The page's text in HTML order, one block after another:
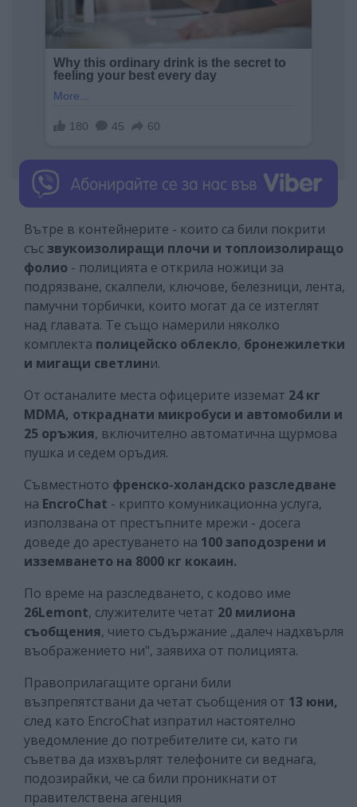
Вътре в контейнерите - които са били покрити
съсзвукоизолиращи плочи и топлоизолиращо
фолио - полицията е открила ножици за
подрязване, скалпели, ключове, белезници, лента,
памучни торбички, които могат да се изтеглят
над главата. Те също намерили няколко
комплекта полицейско облекло, бронежилетки
и мигащи светлини.
От останалите места офицерите изземат 24 кг
MDMA, откраднати микробуси и автомобили и
25 оръжия, включително автоматична щурмова
пушка и седем оръдия.
Съвместното френско-холандско разследване
на EncroChat - крипто комуникационна услуга,
използвана от престъпните мрежи - досега
доведе до арестуването на 100 заподозрени и
изземването на 8000 кг кокаин.
По време на разследването, с кодово име
26Lemont, служителите четат 20 милиона
съобщения, чието съдържание „далеч надхвърля
въображението ни", заявиха от полицията.
Правоприлагащите органи били
възпрепятствани да четат съобщения от 13 юни,
след като EncroChat изпратил настоятелно
уведомление до потребителите си, като ги
съветва да изхвърлят телефоните си веднага,
подозирайки, че са били проникнати от
правителствена агенция